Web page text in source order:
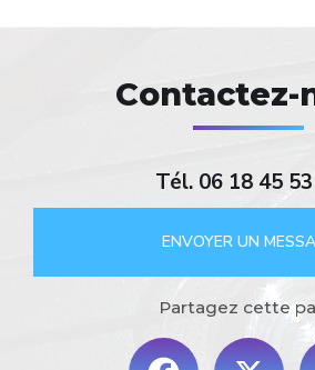
Contactez-
Tél. 06 18 45
ENVOYER UN
Partagez cette
Facebook